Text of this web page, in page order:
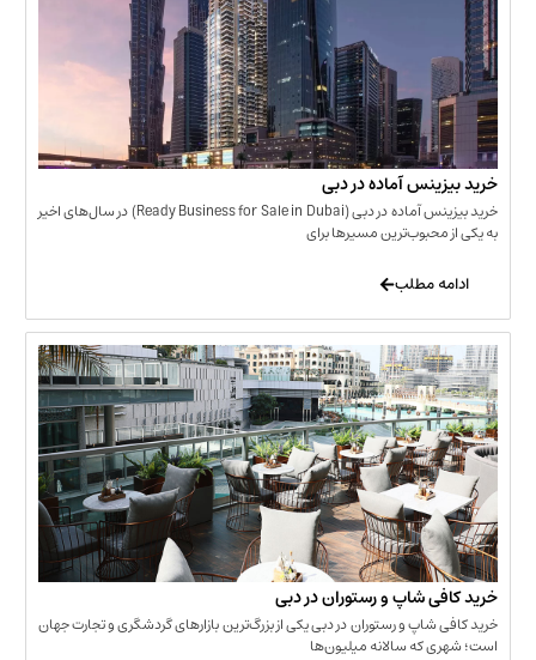
آماده در دبی
خرید بیزینس آماده در دبی (Ready Business for Sale in Dubai) در سال‌های اخیر
مسیرها برای
شاپ و رستوران در دبی
و رستوران در دبی یکی از بزرگ‌ترین بازارهای گردشگری و تجارت جهان
سالانه میلیون‌ها